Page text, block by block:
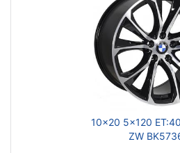
10x20 5x120
ZW